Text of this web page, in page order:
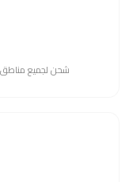
شحن لجميع مناطق